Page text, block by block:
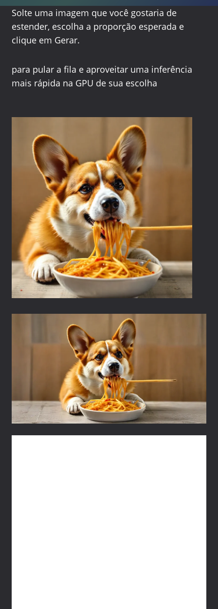
Solte uma imagem que você gostaria de
estender, escolha a proporção esperada e
clique em Gerar.
para pular a fila e aproveitar uma inferência
mais rápida na GPU de sua escolha